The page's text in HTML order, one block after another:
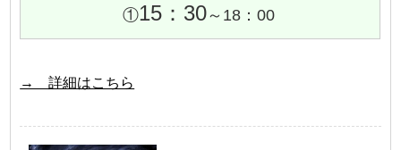
①15：30～18：00
→ 詳細はこちら